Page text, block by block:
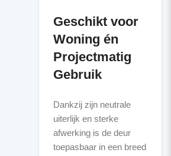
Geschikt voor
Woning én
Projectmatig
Gebruik
Dankzij zijn neutrale
uiterlijk en sterke
afwerking is de deur
toepasbaar in een breed